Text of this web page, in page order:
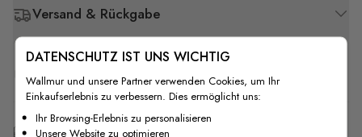
Versand & Rückgabe
F.A.Q
Kostenlose Anpassung
DATENSCHUTZ IST UNS WICHTIG
Wallmur und unsere Partner verwenden Cookies, um Ihr
Einkaufserlebnis zu verbessern. Dies ermöglicht uns:
Ihr Browsing-Erlebnis zu personalisieren
Unsere Website zu optimieren